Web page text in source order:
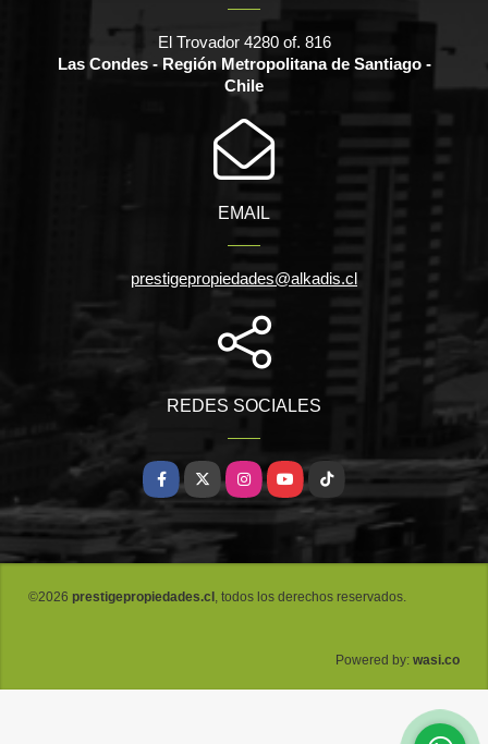
El Trovador 4280 of. 816
Las Condes - Región Metropolitana de Santiago -
Chile
EMAIL
prestigepropiedades@alkadis.cl
REDES SOCIALES
Facebook
X InstagramYouTubeTikTok
©2026 prestigepropiedades.cl , todos los derechos reservados.
Powered by: wasi.co